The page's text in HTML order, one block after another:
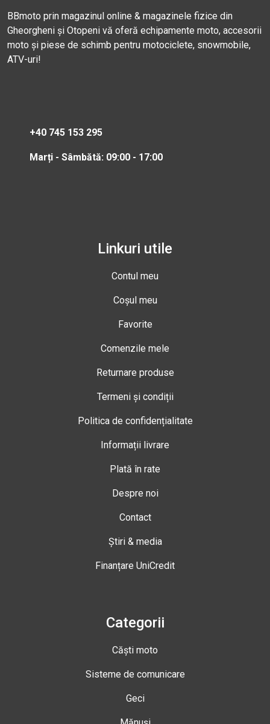
BBmoto prin magazinul online & magazinele fizice din
Gheorgheni și Otopeni vă oferă echipamente moto, accesorii
moto și piese de schimb pentru motociclete, snowmobile,
ATV-uri!
+40 745 153 295
Marți - Sâmbătă: 09:00 - 17:00
Linkuri utile
Contul meu
Coșul meu
Favorite
Comenzile mele
Returnare produse
Termeni și condiții
Politica de confidențialitate
Informații livrare
Plată în rate
Despre noi
Contact
Știri & media
Finanțare UniCredit
Categorii
Căști moto
Sisteme de comunicare
Geci